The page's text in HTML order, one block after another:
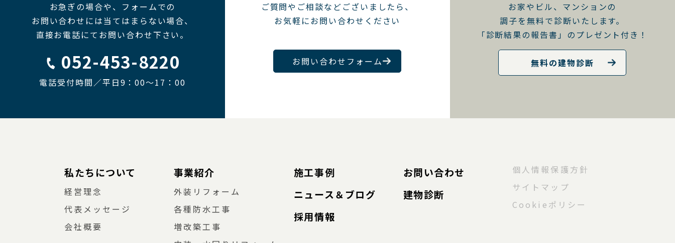
お急ぎの場合や、フォームでの
お問い合わせには当てはまらない場合、
直接お電話にてお問い合わせ下さい。
052-453-8220
電話受付時間／平日9：00〜17：00
ご質問やご相談などございましたら、
お気軽にお問い合わせください
お問い合わせフォーム
お家やビル、マンションの
調子を無料で診断いたします。
「診断結果の報告書」のプレゼント付き！
無料の建物診断
私たちについて
経営理念
代表メッセージ
会社概要
事業紹介
外装リフォーム
各種防水工事
増改築工事
施工事例
ニュース＆ブログ
採用情報
お問い合わせ
建物診断
個人情報保護方針
サイトマップ
Cookieポリシー